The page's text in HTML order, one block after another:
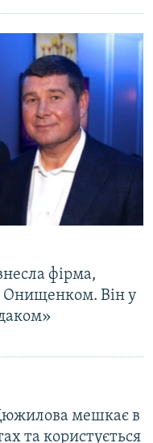
фірма,
Онищенком. Він у
мешкає в
та користується